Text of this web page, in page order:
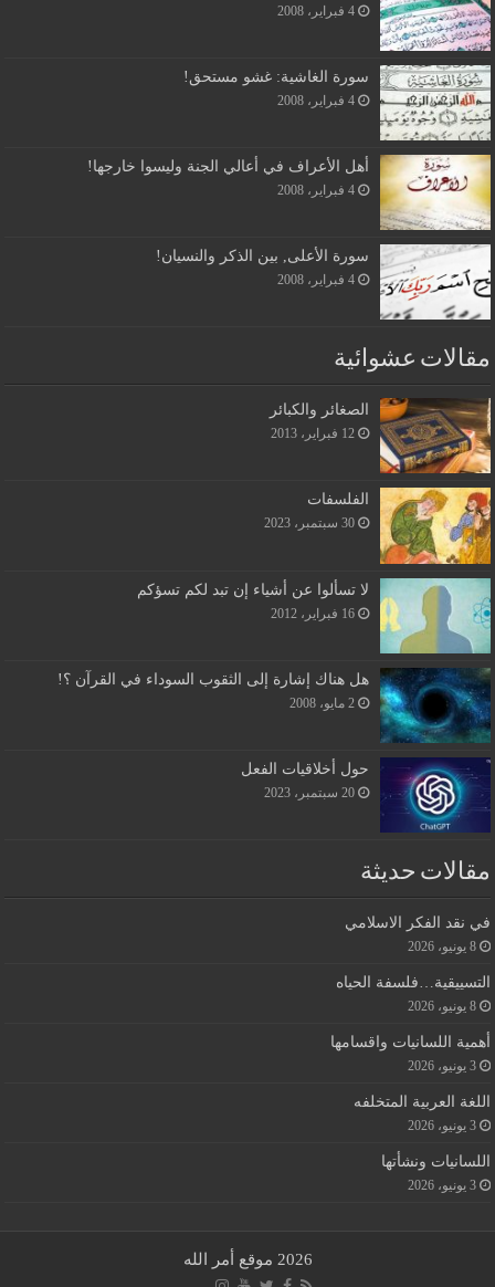
4 فبراير، 2008
سورة الغاشية: غشو مستحق!
4 فبراير، 2008
أهل الأعراف في أعالي الجنة وليسوا خارجها!
4 فبراير، 2008
سورة الأعلى, بين الذكر والنسيان!
4 فبراير، 2008
مقالات عشوائية
الصغائر والكبائر
12 فبراير، 2013
الفلسفات
30 سبتمبر، 2023
لا تسألوا عن أشياء إن تبد لكم تسؤكم
16 فبراير، 2012
هل هناك إشارة إلى الثقوب السوداء في القرآن ؟!
2 مايو، 2008
حول أخلاقيات الفعل
20 سبتمبر، 2023
مقالات حديثة
في نقد الفكر الاسلامي
8 يونيو، 2026
التسييقية…فلسفة الحياه
8 يونيو، 2026
أهمية اللسانيات واقسامها
3 يونيو، 2026
اللغة العربية المتخلفه
3 يونيو، 2026
اللسانيات ونشأتها
3 يونيو، 2026
2026 موقع أمر الله